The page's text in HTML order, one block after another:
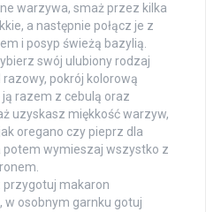
warzywa, smaż przez kilka
a następnie połącz je z
i posyp świeżą bazylią.
swój ulubiony rodzaj
razowy, pokrój kolorową
razem z cebulą oraz
uzyskasz miękkość warzyw,
oregano czy pieprz dla
potem wymieszaj wszystko z
: przygotuj makaron
w osobnym garnku gotuj